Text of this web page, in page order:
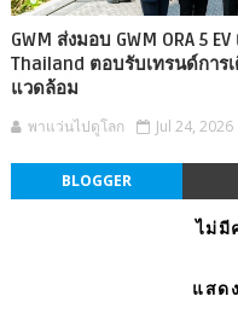
GWM ส่งมอบ GWM ORA 5
Thailand ตอบรับเทรนด์การ
แวดล้อม
พาแว่นไปดูโลก Jul 24, 2026
BLOGGER
ไม่มี
แสด